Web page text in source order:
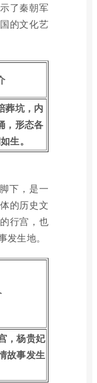
了秦朝军
的文化艺
葬坑，内
，形态各
生。
下，是一
的历史文
行宫，也
生地。
，杨贵妃
故事发生